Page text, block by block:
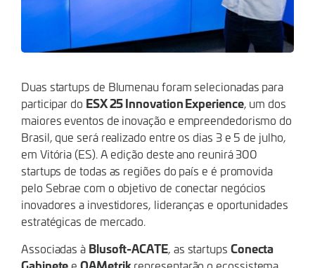
Duas startups de Blumenau foram selecionadas para
participar do ESX 25 Innovation Experience, um dos
maiores eventos de inovação e empreendedorismo do
Brasil, que será realizado entre os dias 3 e 5 de julho,
em Vitória (ES). A edição deste ano reunirá 300
startups de todas as regiões do país e é promovida
pelo Sebrae com o objetivo de conectar negócios
inovadores a investidores, lideranças e oportunidades
estratégicas de mercado.
Associadas à Blusoft-ACATE, as startups Conecta